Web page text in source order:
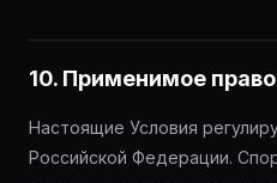
10. Применимое право
Настоящие Условия
Российской Федерации.